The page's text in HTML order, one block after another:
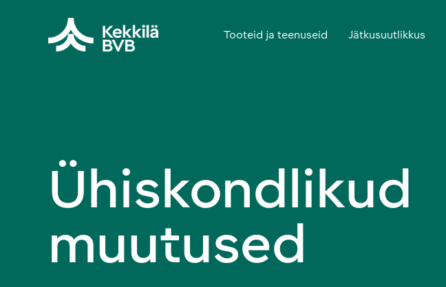
Tooteid ja teenuseid Jätkusuutlikkus
Ühiskondlikud
muutused